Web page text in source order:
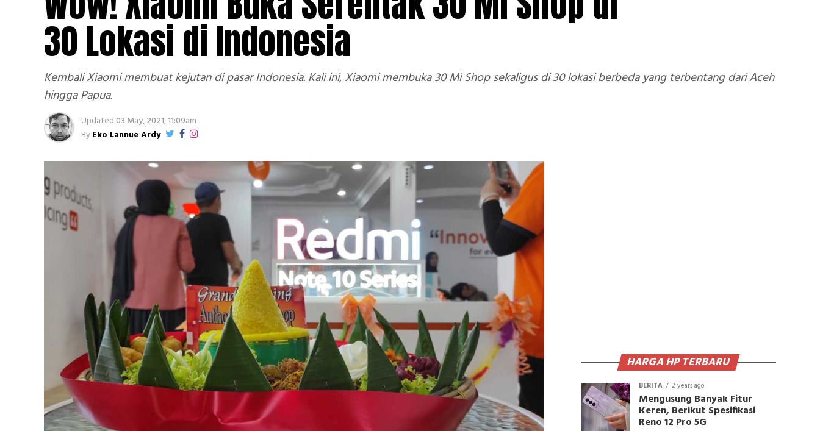
30 Lokasi di Indonesia
Kembali Xiaomi membuat kejutan di pasar Indonesia. Kali ini, Xiaomi membuka 30 Mi Shop sekaligus di 30 lokasi berbeda yang terbentang dari Aceh
hingga Papua.
Updated03 May, 2021, 11:09am
ByEko Lannue Ardy
HARGA HP TERBARU
BERITA 2 years ago
Mengusung Banyak Fitur
Keren, Berikut Spesifikasi
Reno 12 Pro 5G